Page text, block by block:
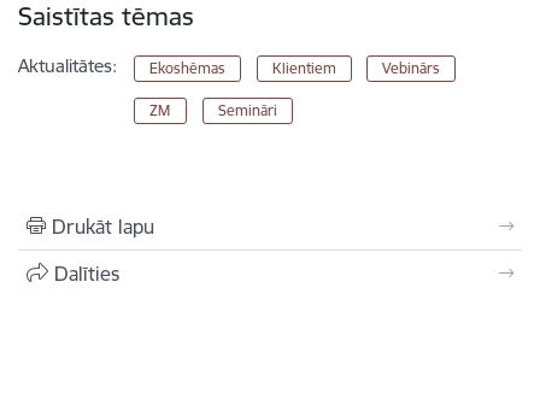
Saistītas tēmas
Aktualitātes: Ekoshēmas Klientiem Vebinārs
ZM Semināri
Drukāt lapu
Dalīties